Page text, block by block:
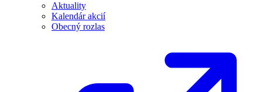
Aktuality
Kalendár akcií
Obecný rozlas